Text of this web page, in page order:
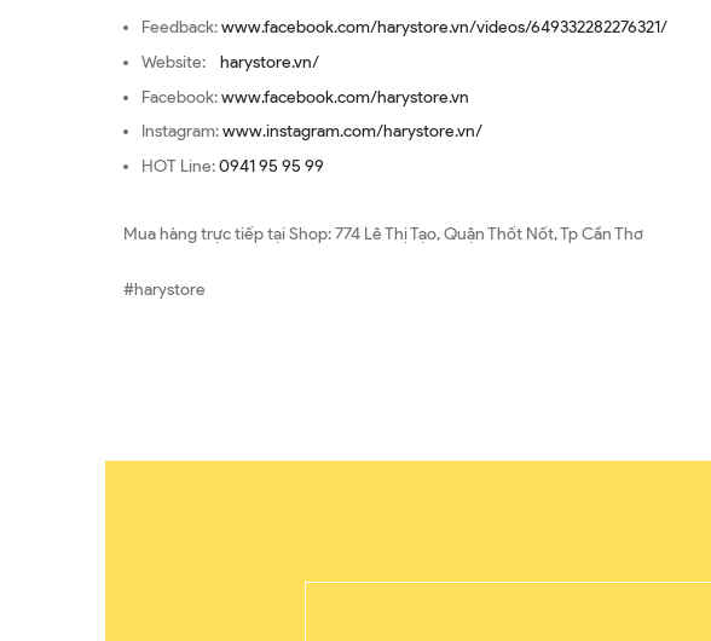
Feedback:www.facebook.com/harystore.vn/videos/649332282276321/
Website: harystore.vn/
Facebook:www.facebook.com/harystore.vn
Instagram:www.instagram.com/harystore.vn/
HOT Line:0941 95 95 99
Mua hàng trực tiếp tại Shop: 774 Lê Thị Tạo, Quận Thốt Nốt, Tp Cần Thơ
#harystore